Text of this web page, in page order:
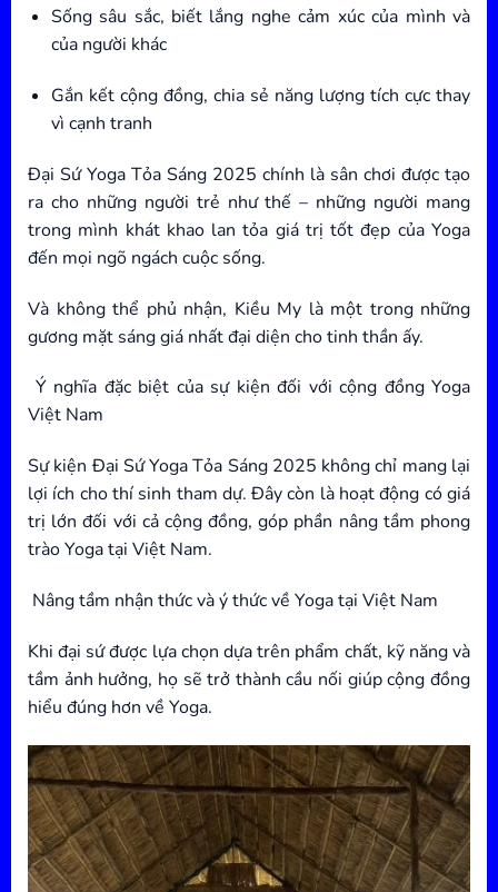
Sống sâu sắc, biết lắng nghe cảm xúc của mình và
của người khác
Gắn kết cộng đồng, chia sẻ năng lượng tích cực thay
vì cạnh tranh
Đại Sứ Yoga Tỏa Sáng 2025 chính là sân chơi được tạo
ra cho những người trẻ như thế – những người mang
trong mình khát khao lan tỏa giá trị tốt đẹp của Yoga
đến mọi ngõ ngách cuộc sống.
Và không thể phủ nhận, Kiều My là một trong những
gương mặt sáng giá nhất đại diện cho tinh thần ấy.
Ý nghĩa đặc biệt của sự kiện đối với cộng đồng Yoga
Việt Nam
Sự kiện Đại Sứ Yoga Tỏa Sáng 2025 không chỉ mang lại
lợi ích cho thí sinh tham dự. Đây còn là hoạt động có giá
trị lớn đối với cả cộng đồng, góp phần nâng tầm phong
trào Yoga tại Việt Nam.
Nâng tầm nhận thức và ý thức về Yoga tại Việt Nam
Khi đại sứ được lựa chọn dựa trên phẩm chất, kỹ năng và
tầm ảnh hưởng, họ sẽ trở thành cầu nối giúp cộng đồng
hiểu đúng hơn về Yoga.